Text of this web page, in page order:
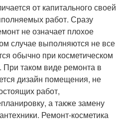
от капитального своей
работ. Сразу
не означает плохое
случае выполняются не все
обычно при косметическом
При таком виде ремонта в
дизайн помещения, не
работ,
а также замену
Ремонт-косметика